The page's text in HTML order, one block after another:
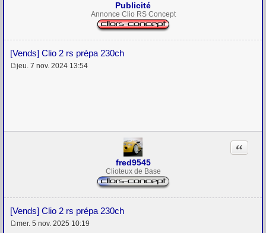
Publicité
Annonce Clio RS Concept
[Vends] Clio 2 rs prépa 230ch
jeu. 7 nov. 2024 13:54
fred9545
Clioteux de Base
[Vends] Clio 2 rs prépa 230ch
Citation
mer. 5 nov. 2025 10:19